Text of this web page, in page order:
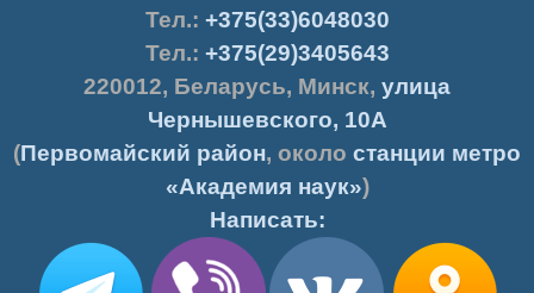
Тел.: +375(33)6048030
Тел.: +375(29)3405643
220012, Беларусь, Минск, улица
Чернышевского, 10А
(Первомайский район, около станции метро
«Академия наук»)
Написать: